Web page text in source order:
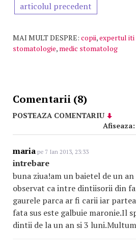
articolul precedent
MAI MULT DESPRE: copii,expertul iti
stomatologie, medic stomatolog
Comentarii (8)
POSTEAZA COMENTARIU
Afiseaza:
maria pe 7 Ian 2013, 23:33
intrebare
buna ziua!am un baietel de un
observat ca intre dintiisorii din
gaurele parca ar fi carii iar
fata sus este galbuie maronie.Il
dintii de la un an si 3